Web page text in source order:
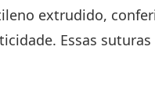
extrudido,
Essas